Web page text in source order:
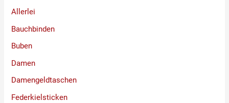
Allerlei
Bauchbinden
Buben
Damen
Damengeldtaschen
Federkielsticken